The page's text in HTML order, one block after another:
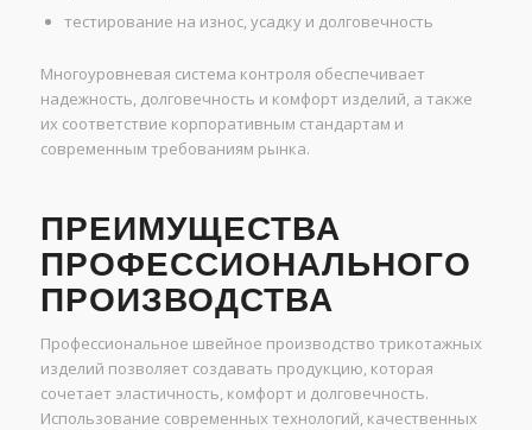
тестирование на износ, усадку и долговечность
Многоуровневая система контроля обеспечивает
надежность, долговечность и комфорт изделий, а также
их соответствие корпоративным стандартам и
современным требованиям рынка.
ПРЕИМУЩЕСТВА
ПРОФЕССИОНАЛЬНОГО
ПРОИЗВОДСТВА
Профессиональное швейное производство трикотажных
изделий позволяет создавать продукцию, которая
сочетает эластичность, комфорт и долговечность.
Использование современных технологий, качественных